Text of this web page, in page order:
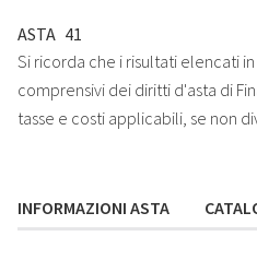
ASTA 41
Si ricorda che i risultati elencati
comprensivi dei diritti d'asta di
tasse e costi applicabili, se non
INFORMAZIONI ASTA